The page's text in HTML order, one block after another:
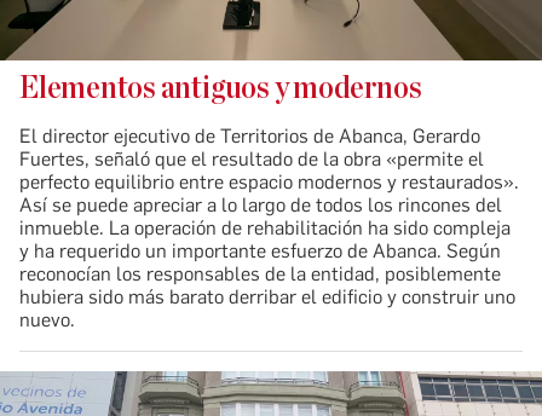
Elementos antiguos y modernos
El director ejecutivo de Territorios de Abanca, Gerardo
Fuertes, señaló que el resultado de la obra «permite el
perfecto equilibrio entre espacio modernos y restaurados».
Así se puede apreciar a lo largo de todos los rincones del
inmueble. La operación de rehabilitación ha sido compleja
y ha requerido un importante esfuerzo de Abanca. Según
reconocían los responsables de la entidad, posiblemente
hubiera sido más barato derribar el edificio y construir uno
nuevo.